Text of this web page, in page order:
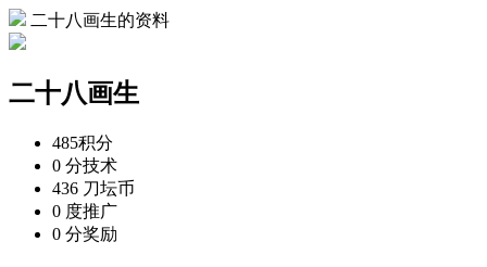
二十八画生的资料
二十八画生
485积分
0 分技术
436 刀坛币
0 度推广
0 分奖励